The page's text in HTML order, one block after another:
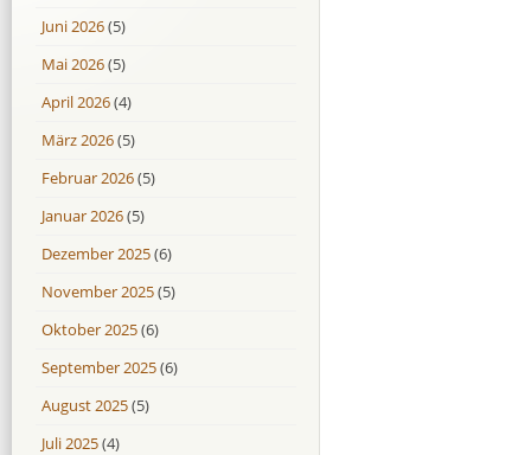
Juni 2026(5)
Mai 2026(5)
April 2026(4)
März 2026(5)
Februar 2026(5)
Januar 2026(5)
Dezember 2025(6)
November 2025(5)
Oktober 2025(6)
September 2025(6)
August 2025(5)
Juli 2025(4)